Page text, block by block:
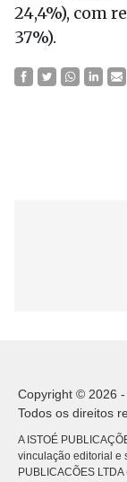
24,4%), com
37%).
Copyright © 2026 -
Todos os direitos
A ISTOÉ
vinculação editorial e
PUBLICACÕES